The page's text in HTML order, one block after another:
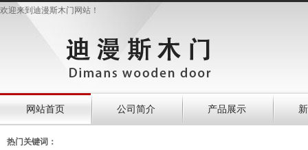
欢迎来到迪漫斯木门网站！
网站首页 公司简介 产品展示
热门关键词：